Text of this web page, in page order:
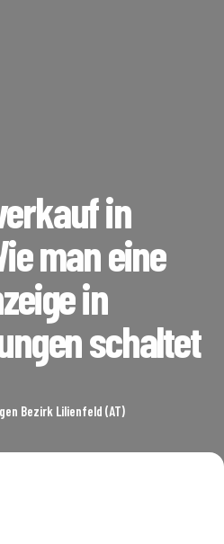
in
man eine
in
schaltet
Bezirk Lilienfeld (AT)